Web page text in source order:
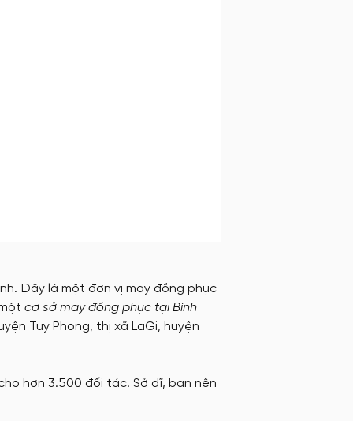
Đây là một đơn vị may đồng phục
cơ sở may đồng phục tại Bình
Tuy Phong, thị xã LaGi, huyện
hơn 3.500 đối tác. Sở dĩ, bạn nên